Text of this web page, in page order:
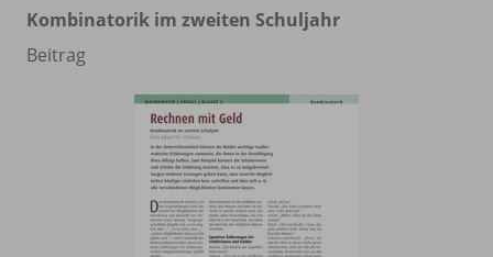
Kombinatorik im zweiten Schuljahr
Beitrag